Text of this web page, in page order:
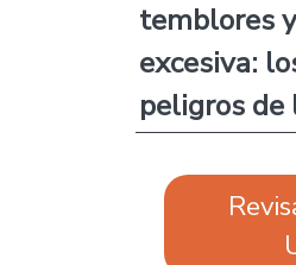
temblores
excesiva:
peligros de